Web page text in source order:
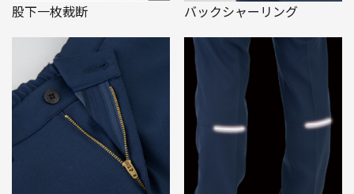
股下一枚裁断 バックシャーリング